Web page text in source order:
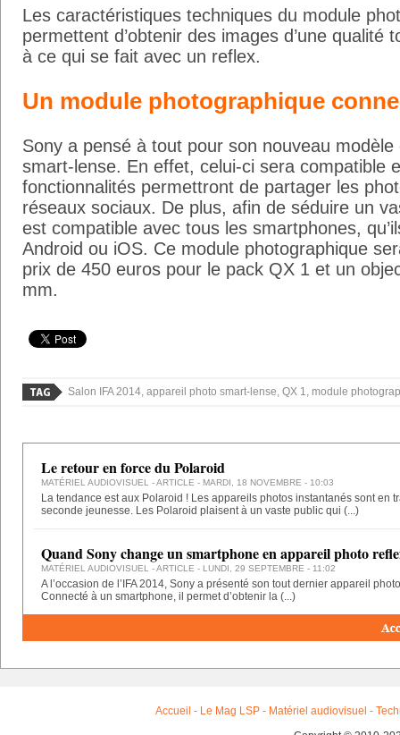
Les caractéristiques techniques du module
permettent d’obtenir des images d’une qualité
à ce qui se fait avec un reflex.
Un module photographique
Sony a pensé à tout pour son nouveau modèle
smart-lense. En effet, celui-ci sera compatible
fonctionnalités permettront de partager les
réseaux sociaux. De plus, afin de séduire un
est compatible avec tous les smartphones,
Android ou iOS. Ce module photographique
prix de 450 euros pour le pack QX 1 et un
mm.
Salon IFA 2014, appareil photo smart-lense, QX 1, module
Le retour en force du Polaroid
MATÉRIEL AUDIOVISUEL - ARTICLE - MARDI, 18 NOVEMBRE - 10:03
La tendance est aux Polaroid ! Les appareils photos instantanés sont en
seconde jeunesse. Les Polaroid plaisent à un vaste public qui (...)
Quand Sony change un smartphone en appareil photo
MATÉRIEL AUDIOVISUEL - ARTICLE - LUNDI, 29 SEPTEMBRE - 11:02
A l’occasion de l’IFA 2014, Sony a présenté son tout dernier appareil
Connecté à un smartphone, il permet d’obtenir la (...)
Accueil - Le Mag LSP - Matériel audiovisuel -